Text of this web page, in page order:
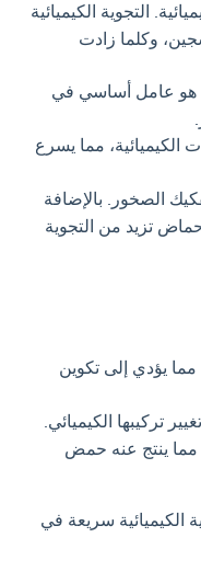
التجوية الكيميائية
وكلما زادت
هو عامل أساسي في
الكيميائية، مما يسرع
الصخور. بالإضافة
تزيد من التجوية
يؤدي إلى تكوين
تركيبها الكيميائي.
مما ينتج عنه حمض
الكيميائية سريعة في